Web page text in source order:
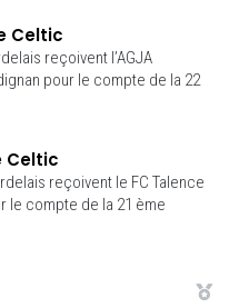
Celtic
reçoivent l’AGJA
pour le compte de la 22
Celtic
reçoivent le FC Talence
le compte de la 21 ème